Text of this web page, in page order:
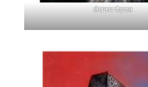
लेखनाथ पौड्याल